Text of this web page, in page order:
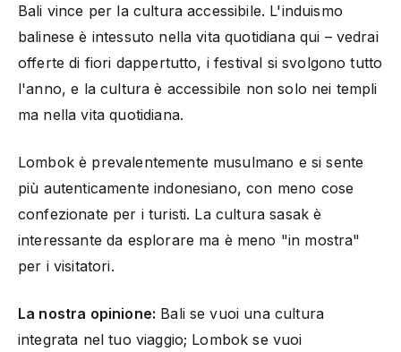
Bali vince per la cultura accessibile. L'induismo
balinese è intessuto nella vita quotidiana qui – vedrai
offerte di fiori dappertutto, i festival si svolgono tutto
l'anno, e la cultura è accessibile non solo nei templi
ma nella vita quotidiana.
Lombok è prevalentemente musulmano e si sente
più autenticamente indonesiano, con meno cose
confezionate per i turisti. La cultura sasak è
interessante da esplorare ma è meno "in mostra"
per i visitatori.
La nostra opinione: Bali se vuoi una cultura
integrata nel tuo viaggio; Lombok se vuoi